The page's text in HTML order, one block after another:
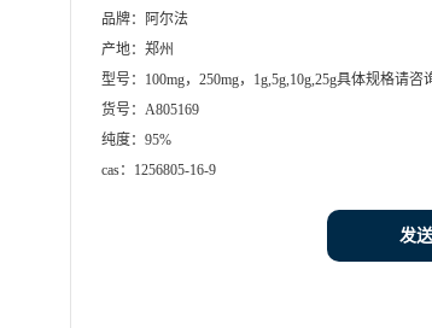
品牌：
阿尔法
产地： 郑州
型号： 100mg，250mg，1g,5g,10g,25g具体规格请
货号： A805169
纯度： 95%
cas： 1256805-16-9
发